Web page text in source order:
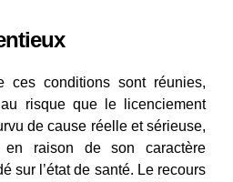
ces conditions sont réunies,
au risque que le licenciement
de cause réelle et sérieuse,
raison de son caractère
sur l’état de santé. Le recours